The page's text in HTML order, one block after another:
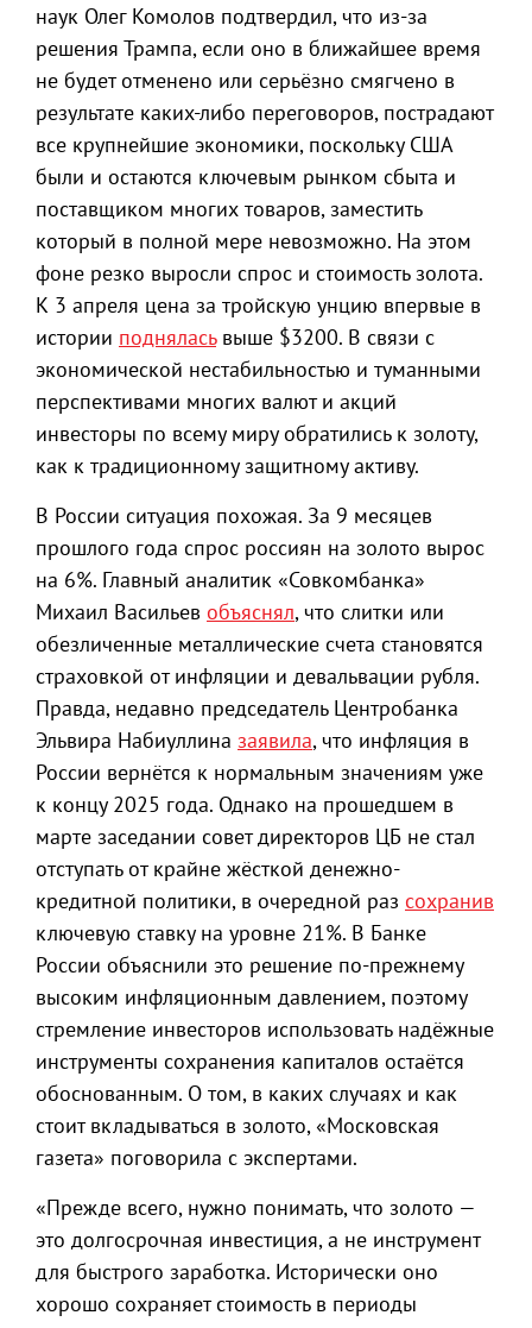
наук Олег Комолов подтвердил, что из-за
решения Трампа, если оно в ближайшее время
не будет отменено или серьёзно смягчено в
результате каких-либо переговоров, пострадают
все крупнейшие экономики, поскольку США
были и остаются ключевым рынком сбыта и
поставщиком многих товаров, заместить
который в полной мере невозможно. На этом
фоне резко выросли спрос и стоимость золота.
К 3 апреля цена за тройскую унцию впервые в
истории подняласьвыше $3200. В связи с
экономической нестабильностью и туманными
перспективами многих валют и акций
инвесторы по всему миру обратились к золоту,
как к традиционному защитному активу.
В России ситуация похожая. За 9 месяцев
прошлого года спрос россиян на золото вырос
на 6%. Главный аналитик «Совкомбанка»
Михаил Васильев объяснял, что слитки или
обезличенные металлические счета становятся
страховкой от инфляции и девальвации рубля.
Правда, недавно председатель Центробанка
Эльвира Набиуллина заявила, что инфляция в
России вернётся к нормальным значениям уже
к концу 2025 года. Однако на прошедшем в
марте заседании совет директоров ЦБ не стал
отступать от крайне жёсткой денежно-
кредитной политики, в очередной раз сохранив
ключевую ставку на уровне 21%. В Банке
России объяснили это решение по-прежнему
высоким инфляционным давлением, поэтому
стремление инвесторов использовать надёжные
инструменты сохранения капиталов остаётся
обоснованным. О том, в каких случаях и как
стоит вкладываться в золото, «Московская
газета» поговорила с экспертами.
«Прежде всего, нужно понимать, что золото —
это долгосрочная инвестиция, а не инструмент
для быстрого заработка. Исторически оно
хорошо сохраняет стоимость в периоды